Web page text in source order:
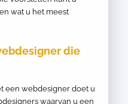
wat u het meest
die
een webdesigner doet u
waarvan u een